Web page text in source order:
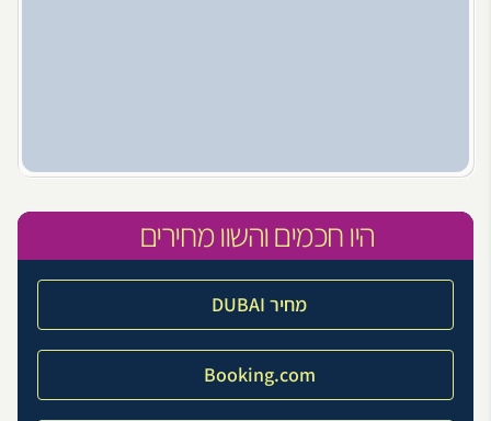
היו חכמים והשוו מחירים
מחיר DUBAI
Booking.com